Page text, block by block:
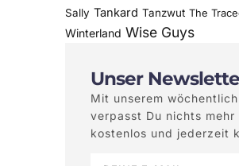
Sally Tankard Tanzwut The
Winterland Wise Guys
Unser
Mit unserem
verpasst Du nichts mehr
kostenlos und jederzeit